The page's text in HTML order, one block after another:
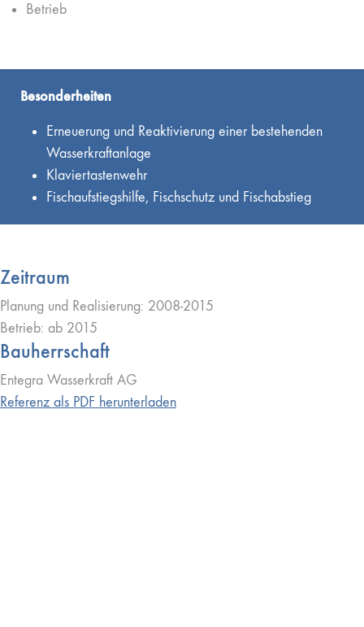
Betrieb
Besonderheiten
Erneuerung und Reaktivierung einer bestehenden
Wasserkraftanlage
Klaviertastenwehr
Fischaufstiegshilfe, Fischschutz und Fischabstieg
Zeitraum
Planung und Realisierung: 2008-2015
Betrieb: ab 2015
Bauherrschaft
Entegra Wasserkraft AG
Referenz als PDF herunterladen